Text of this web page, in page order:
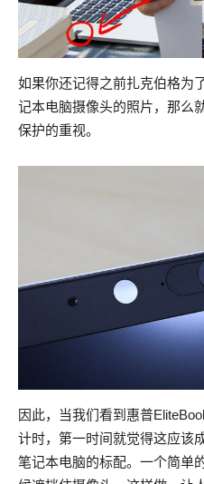
如果你还记得之前扎克伯格为
记本电脑摄像头的照片，那么
保护的重视。
因此，当我们看到惠普
计时，第一时间就觉得这应该
笔记本电脑的标配。一个简单